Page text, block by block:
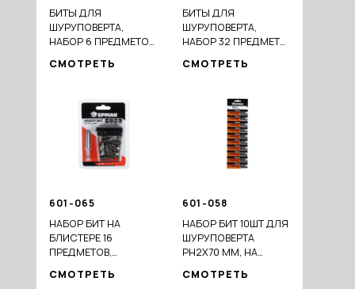
БИТЫ ДЛЯ
ШУРУПОВЕРТА,
НАБОР 6 ПРЕДМЕТОВ,
ММ, В НАБОРЕ PH; PZ
СМОТРЕТЬ
БИТЫ ДЛЯ
ШУРУПОВЕРТА,
НАБОР 32 ПРЕДМЕТА,
НАБОРЕ PH1, PZ, SL1,
СМОТРЕТЬ
601-065
НАБОР БИТ НА
БЛИСТЕРЕ 16
ПРЕДМЕТОВ,
АДАПТЕР 60 ММ, 15
СМОТРЕТЬ
601-058
НАБОР БИТ 10ШТ ДЛЯ
ШУРУПОВЕРТА
PH2Х70 ММ, НА
БЛИСТЕР 10ШТ)
СМОТРЕТЬ